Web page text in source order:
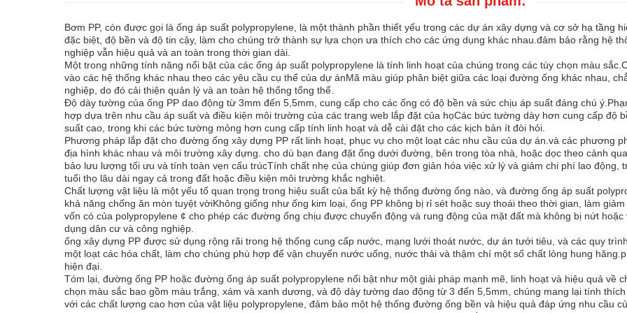
Bơm PP, còn được gọi là ống áp suất polypropylene, là một thành phần thiết yếu trong các dự án xây dựng và cơ sở hạ tầng
đặc biệt, độ bền và độ tin cậy, làm cho chúng trở thành sự lựa chọn ưa thích cho các ứng dụng khác nhau.đảm bảo rằng hệ
nghiệp vẫn hiệu quả và an toàn trong thời gian dài.
Một trong những tính năng nổi bật của các ống áp suất polypropylene là tính linh hoạt của chúng trong các tùy chọn màu
vào các hệ thống khác nhau theo các yêu cầu cụ thể của dự ánMã màu giúp phân biệt giữa các loại đường ống khác nhau,
nghiệp, do đó cải thiện quản lý và an toàn hệ thống tổng thể.
Độ dày tường của ống PP dao động từ 3mm đến 5,5mm, cung cấp cho các ống có độ bền và sức chịu áp suất đáng chú
hợp dựa trên nhu cầu áp suất và điều kiện môi trường của các trang web lắp đặt của họCác bức tường dày hơn cung cấp độ
suất cao, trong khi các bức tường mỏng hơn cung cấp tính linh hoạt và dễ cài đặt cho các kịch bản ít đòi hỏi.
Phương pháp lắp đặt cho đường ống xây dựng PP rất linh hoạt, phục vụ cho một loạt các nhu cầu của dự án.và các phương
địa hình khác nhau và môi trường xây dựng. cho dù bạn đang đặt ống dưới đường, bên trong tòa nhà, hoặc dọc theo cảnh
bảo lưu lượng tối ưu và tính toàn vẹn cấu trúcTính chất nhẹ của chúng giúp đơn giản hóa việc xử lý và giảm chi phí lao động,
tuổi thọ lâu dài ngay cả trong đất hoặc điều kiện môi trường khắc nghiệt.
Chất lượng vật liệu là một yếu tố quan trọng trong hiệu suất của bất kỳ hệ thống đường ống nào, và đường ống áp suất
khả năng chống ăn mòn tuyệt vờiKhông giống như ống kim loại, ống PP không bị rỉ sét hoặc suy thoái theo thời gian, làm
vốn có của polypropylene ¢ cho phép các đường ống chịu được chuyển động và rung động của mặt đất mà không bị nứt
dụng dân cư và công nghiệp.
ống xây dựng PP được sử dụng rộng rãi trong hệ thống cung cấp nước, mạng lưới thoát nước, dự án tưới tiêu, và các quy
một loạt các hóa chất, làm cho chúng phù hợp để vận chuyển nước uống, nước thải và thậm chí một số chất lỏng hung
hiện đại.
Tóm lại, đường ống PP hoặc đường ống áp suất polypropylene nổi bật như một giải pháp mạnh mẽ, linh hoạt và hiệu quả về
chọn màu sắc bao gồm màu trắng, xám và xanh dương, và độ dày tường dao động từ 3 đến 5,5mm, chúng mang lại tính
với các chất lượng cao hơn của vật liệu polypropylene, đảm bảo một hệ thống đường ống bền và hiệu quả đáp ứng nhu cầu